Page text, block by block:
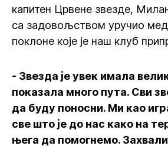
капитен Црвене звезде, Милан
са задовољством уручио
поклоне које је наш клуб
- Звезда је увек имала
показала много пута. Сви
да буду поносни. Ми као
све што је до нас како на
њега да помогнемо.